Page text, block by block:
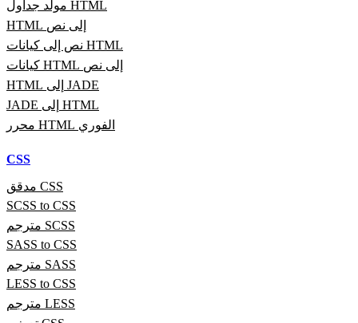
مولّد جداول HTML
HTML إلى نص
نص إلى كيانات HTML
كيانات HTML إلى نص
HTML إلى JADE
JADE إلى HTML
محرر HTML الفوري
CSS
مدقق CSS
SCSS to CSS
مترجم SCSS
SASS to CSS
مترجم SASS
LESS to CSS
مترجم LESS